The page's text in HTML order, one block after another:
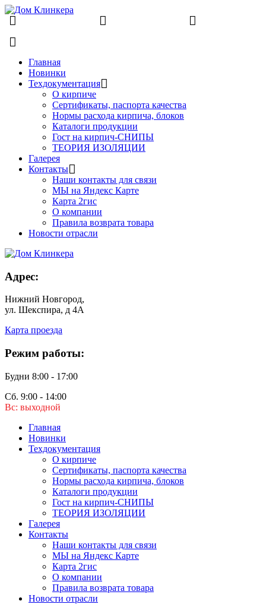
Главная
Новинки
Техдокументация
О кирпиче
Сертификаты, паспорта качества
Нормы расхода кирпича, блоков
Каталоги продукции
Гост на кирпич-СНИПЫ
ТЕОРИЯ ИЗОЛЯЦИИ
Галерея
Контакты
Наши контакты для связи
МЫ на Яндекс Карте
Карта 2гис
О компании
Правила возврата товара
Новости отрасли
Адрес:
Нижний Новгород,
ул. Шекспира, д 4А
Карта проезда
Режим работы:
Будни 8:00 - 17:00
Сб. 9:00 - 14:00
Вс: выходной
Главная
Новинки
Техдокументация
О кирпиче
Сертификаты, паспорта качества
Нормы расхода кирпича, блоков
Каталоги продукции
Гост на кирпич-СНИПЫ
ТЕОРИЯ ИЗОЛЯЦИИ
Галерея
Контакты
Наши контакты для связи
МЫ на Яндекс Карте
Карта 2гис
О компании
Правила возврата товара
Новости отрасли